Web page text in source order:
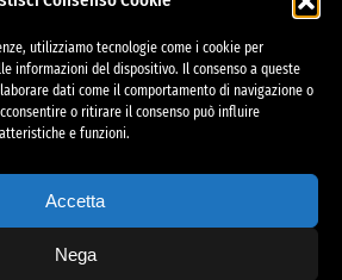
utilizziamo tecnologie come i cookie per
informazioni del dispositivo. Il consenso a queste
dati come il comportamento di navigazione o
o ritirare il consenso può influire
e funzioni.
Accetta
Nega
protezione dati (RPD)